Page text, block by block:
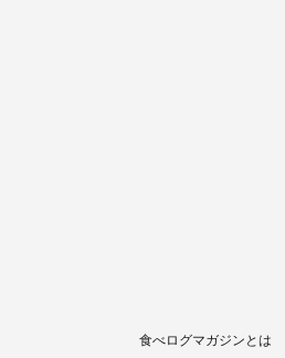
食べログマガジンとは